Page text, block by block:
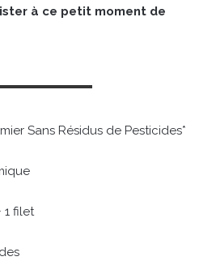
à ce petit moment de
Sans Résidus de Pesticides*
1 filet